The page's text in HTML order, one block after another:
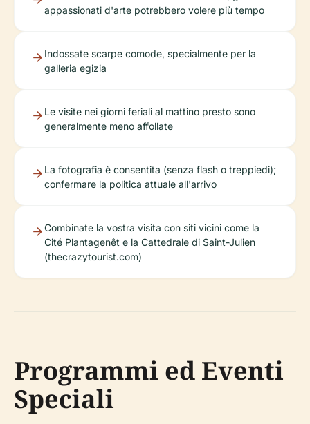
appassionati d'arte potrebbero volere più tempo
Indossate scarpe comode, specialmente per la
galleria egizia
Le visite nei giorni feriali al mattino presto sono
generalmente meno affollate
La fotografia è consentita (senza flash o treppiedi);
confermare la politica attuale all'arrivo
Combinate la vostra visita con siti vicini come la
Cité Plantagenêt e la Cattedrale di Saint-Julien
(thecrazytourist.com)
Programmi ed Eventi
Speciali